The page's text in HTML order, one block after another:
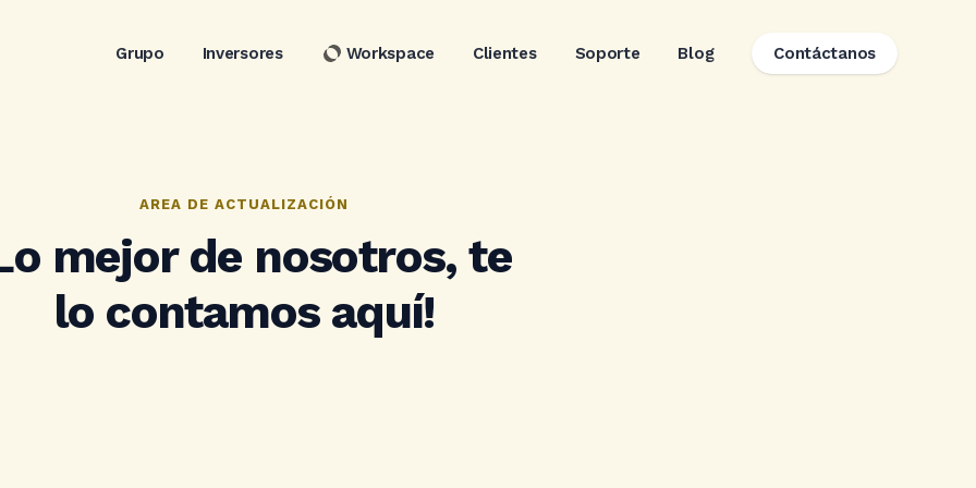
Grupo Inversores Workspace Clientes Soporte Blog Contáctanos
AREA DE ACTUALIZACIÓN
mejor de nosotros, te
lo contamos aquí!